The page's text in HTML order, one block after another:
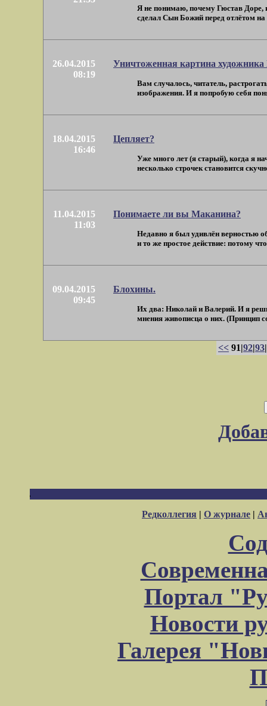
Я не понимаю, почему Гюстав Доре,
сделал Сын Божий перед отлётом
26.04.2015
08:19
Уничтоженная картина художника
Вам случалось, читатель,
изображения. И я попробую себя
18.04.2015
16:46
Цепляет?
Уже много лет (я старый), когда я
несколько строчек становится
11.04.2015
11:03
Понимаете ли вы Маканина?
Недавно я был удивлён верностью
и то же простое действие: потому
09.04.2015
09:45
Блохины.
Их два: Николай и Валерий. И я
мнения живописца о них. (Принцип
<< 91|92|93|
Редколлегия | О журнале |
Портал
Новости
Галерея